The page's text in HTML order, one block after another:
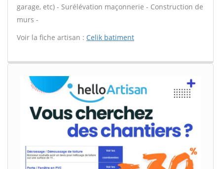
garage, etc) - Surélévation maçonnerie - Construction de
murs -
Voir la fiche artisan : Celik batiment